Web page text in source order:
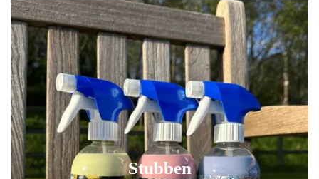
Stubben